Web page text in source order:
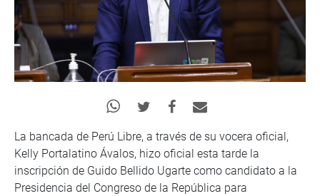
La bancada de Perú Libre, a través de su vocera oficial,
Kelly Portalatino Ávalos, hizo oficial esta tarde la
inscripción de Guido Bellido Ugarte como candidato a la
Presidencia del Congreso de la República para